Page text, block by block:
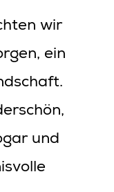
wir
ein
und